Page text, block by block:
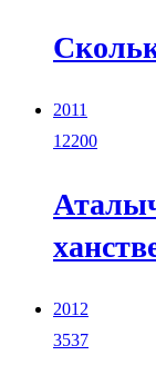
2011
12200
2012
3537